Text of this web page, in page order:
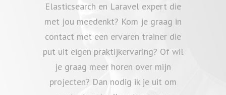
Elasticsearch en Laravel expert die
met jou meedenkt? Kom je graag in
contact met een ervaren trainer die
put uit eigen praktijkervaring? Of wil
je graag meer horen over mijn
projecten? Dan nodig ik je uit om